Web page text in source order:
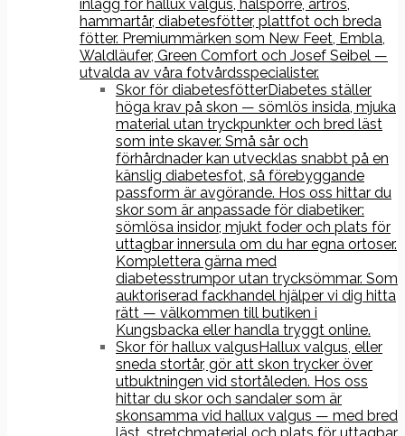
inlägg för hallux valgus, hälsporre, artros,
hammartår, diabetesfötter, plattfot och breda
fötter. Premiummärken som New Feet, Embla,
Waldläufer, Green Comfort och Josef Seibel —
utvalda av våra fotvårdsspecialister.
Skor för diabetesfötterDiabetes ställer
höga krav på skon — sömlös insida, mjuka
material utan tryckpunkter och bred läst
som inte skaver. Små sår och
förhårdnader kan utvecklas snabbt på en
känslig diabetesfot, så förebyggande
passform är avgörande. Hos oss hittar du
skor som är anpassade för diabetiker:
sömlösa insidor, mjukt foder och plats för
uttagbar innersula om du har egna ortoser.
Komplettera gärna med
diabetesstrumpor utan trycksömmar. Som
auktoriserad fackhandel hjälper vi dig hitta
rätt — välkommen till butiken i
Kungsbacka eller handla tryggt online.
Skor för hallux valgusHallux valgus, eller
sneda stortår, gör att skon trycker över
utbuktningen vid stortåleden. Hos oss
hittar du skor och sandaler som är
skonsamma vid hallux valgus — med bred